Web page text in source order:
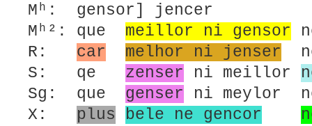
Mʰ: gensor] jencer
Mʰ²: que meillor ni gensor
R: car melhor ni jenser
S: qe zenser ni meillor
Sg: que genser ni meylor
X: plus bele ne gencor